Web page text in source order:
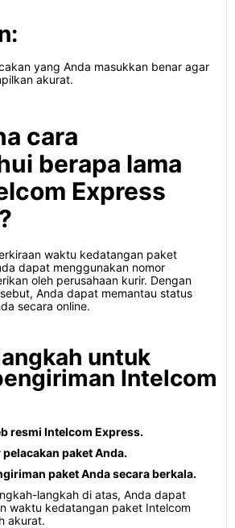
yang Anda masukkan benar agar
akurat.
cara
berapa lama
Express
waktu kedatangan paket
dapat menggunakan nomor
oleh perusahaan kurir. Dengan
Anda dapat memantau status
secara online.
untuk
Intelcom
resmi Intelcom Express.
paket Anda.
paket Anda secara berkala.
langkah di atas, Anda dapat
waktu kedatangan paket Intelcom
akurat.